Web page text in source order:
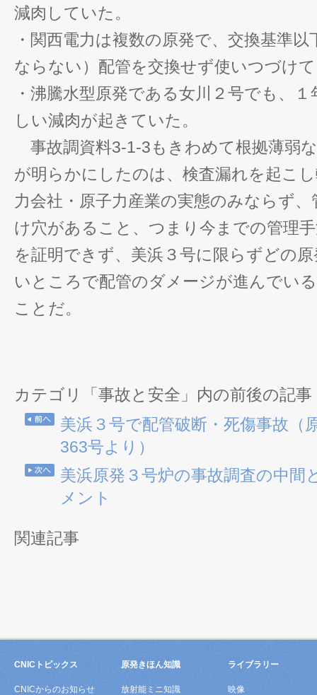
減肉していた。
・関西電力は複数の原発で、交換基準
ならない）配管を交換せず使いつづけ
・沸騰水型原発である女川２号でも、
しい減肉が起きていた。
事故調資料3-1-3もきわめて根拠薄弱
が明らかにしたのは、検査漏れを起こ
力会社・原子力産業の実態のみならず
け穴があること、つまり今までの管理
を証明できず、美浜３号に限らずどの
いところで配管のダメージが進んでい
ことだ。
カテゴリ「事故と安全」内の前後の記事
美浜３号で配管破断・死傷事故（
363号より）
美浜原発３号炉の事故調査の中間
メント
関連記事
CNICトピックス
CNICからのお知らせ
原発きほん知識
放射能ミニ知識
ライブラリー
映像